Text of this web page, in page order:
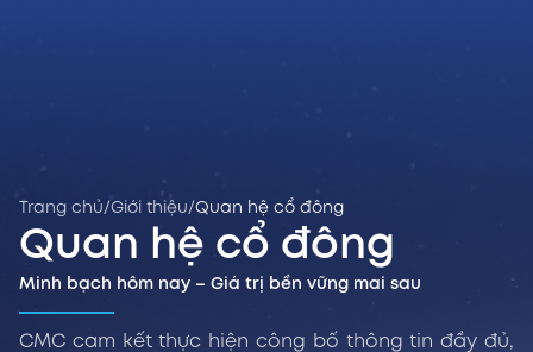
Trang chủ/Giới thiệu/Quan hệ cổ đông
Quan hệ cổ đông
Minh bạch hôm nay – Giá trị bền vững mai sau
CMC cam kết thực hiện công bố thông tin đầy đủ,